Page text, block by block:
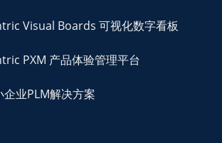
Visual Boards 可视化数字看板
PXM 产品体验管理平台
企业PLM解决方案